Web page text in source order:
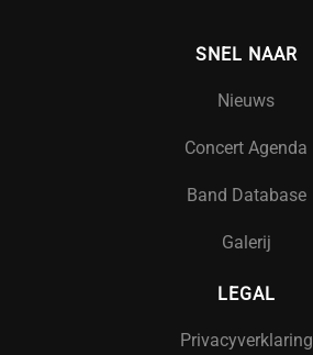
SNEL NAAR
Nieuws
Concert Agenda
Band Database
Galerij
LEGAL
Privacyverklaring